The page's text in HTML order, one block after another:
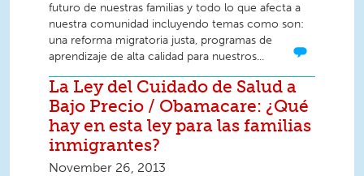
futuro de nuestras familias y todo lo que afecta a
nuestra comunidad incluyendo temas como son:
una reforma migratoria justa, programas de
aprendizaje de alta calidad para nuestros...
La Ley del Cuidado de Salud a
Bajo Precio / Obamacare: ¿Qué
hay en esta ley para las familias
inmigrantes?
November 26, 2013